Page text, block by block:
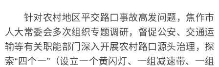
针对农村地区平交路口事故高发问题，焦作市
人大常委会多次组织专题调研，督促公安、交通运
输等有关职能部门深入开展农村路口源头治理，探
索“四个一”（设立一个黄闪灯、一组减速带、一组